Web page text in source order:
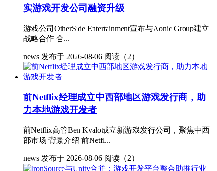
实游戏开发公司融资升级
游戏公司OtherSide Entertainment宣布与Aonic Group建立
战略合作 合...
news 发布于 2026-08-06 阅读（2）
前Netflix经理成立中西部地区游戏发行商，助
力本地游戏开发者
前Netflix高管Ben Kvalo成立新游戏发行公司，聚焦中西
部市场 背景介绍 前Netfl...
news 发布于 2026-08-06 阅读（2）